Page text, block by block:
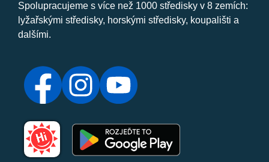
Spolupracujeme s více než 1000 středisky v 8 zemích:
lyžařskými středisky, horskými středisky, koupališti a
dalšími.